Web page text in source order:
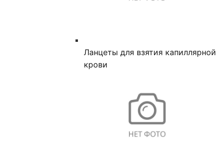
Ланцеты для взятия капиллярной
крови